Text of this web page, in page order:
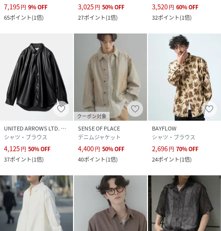
7,195円 9%OFF
65ポイント(1倍)
3,025円 50%OFF
27ポイント(1倍)
3,520円 60%OFF
32ポイント(1倍)
UNITED ARROWS LTD. OUTLET
シャツ・ブラウス
4,125円 50%OFF
37ポイント(1倍)
クーポン対象
SENSE OF PLACE
デニムジャケット
4,400円 50%OFF
40ポイント(1倍)
BAYFLOW
シャツ・ブラウス
2,696円 70%OFF
24ポイント(1倍)